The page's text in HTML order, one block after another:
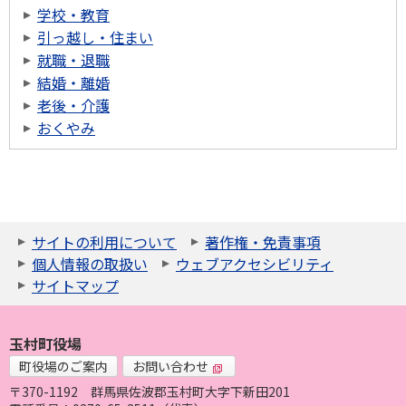
学校・教育
引っ越し・住まい
就職・退職
結婚・離婚
老後・介護
おくやみ
サイトの利用について
著作権・免責事項
個人情報の取扱い
ウェブアクセシビリティ
サイトマップ
玉村町役場
町役場のご案内
お問い合わせ
〒370-1192
群馬県佐波郡玉村町大字下新田201